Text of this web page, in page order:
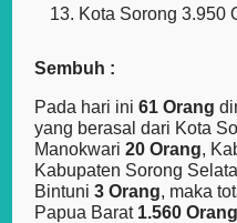
Kota Sorong 3.950
Sembuh :
Pada hari ini61 Orang
yang berasal dari Kota
Manokwari20 Orang,
Kabupaten Sorong
Bintuni3 Orang, maka
Papua Barat 1.560